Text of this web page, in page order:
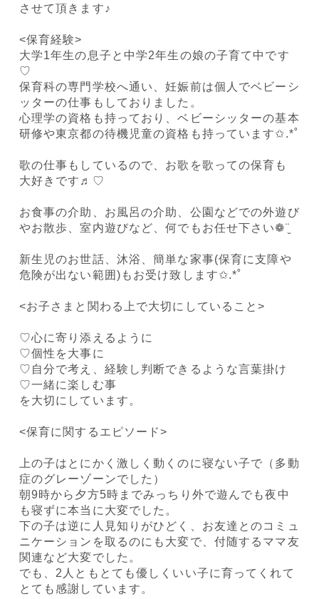
させて頂きます♪
<保育経験>
大学1年生の息子と中学2年生の娘の子育て中です
♡
保育科の専門学校へ通い、妊娠前は個人でベビーシ
ッターの仕事もしておりました。
心理学の資格も持っており、ベビーシッターの基本
研修や東京都の待機児童の資格も持っています✩.*˚
歌の仕事もしているので、お歌を歌っての保育も
大好きです♬︎♡
お食事の介助、お風呂の介助、公園などでの外遊び
やお散歩、室内遊びなど、何でもお任せ下さい❁¨̮
新生児のお世話、沐浴、簡単な家事(保育に支障や
危険が出ない範囲)もお受け致します✩.*˚
<お子さまと関わる上で大切にしていること>
♡心に寄り添えるように
♡個性を大事に
♡自分で考え、経験し判断できるような言葉掛け
♡一緒に楽しむ事
を大切にしています。
<保育に関するエピソード>
上の子はとにかく激しく動くのに寝ない子で（多動
症のグレーゾーンでした）
朝9時から夕方5時までみっちり外で遊んでも夜中
も寝ずに本当に大変でした。
下の子は逆に人見知りがひどく、お友達とのコミュ
ニケーションを取るのにも大変で、付随するママ友
関連など大変でした。
でも、2人ともとても優しくいい子に育ってくれて
とても感謝しています。